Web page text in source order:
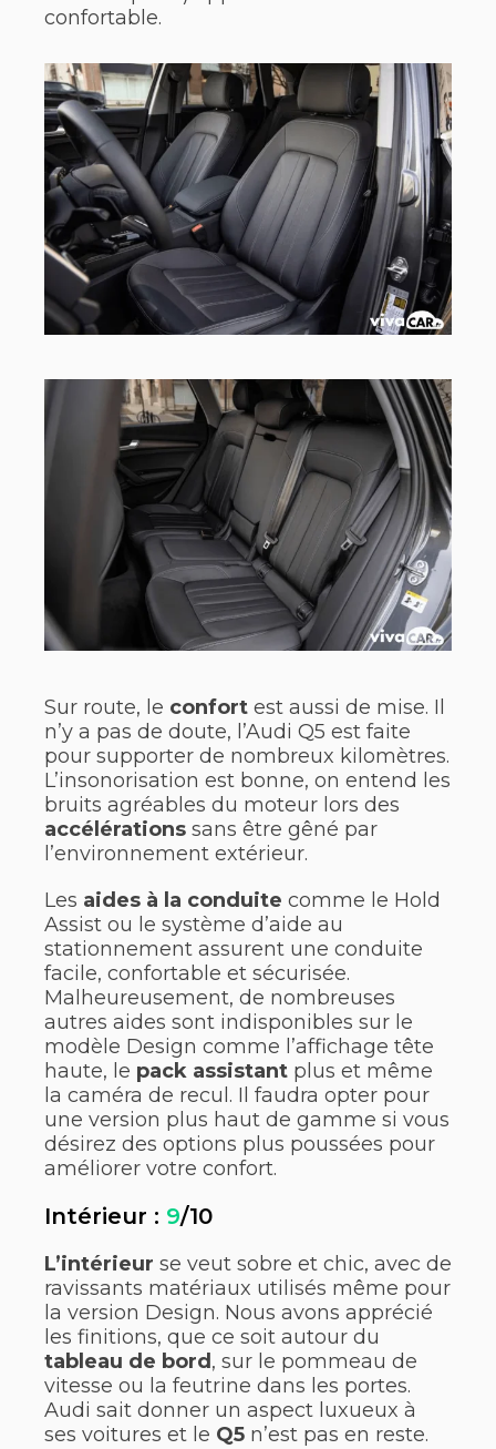
confortable.
Sur route, le confort est aussi de mise. Il
n’y a pas de doute, l’Audi Q5 est faite
pour supporter de nombreux kilomètres.
L’insonorisation est bonne, on entend les
bruits agréables du moteur lors des
accélérations sans être gêné par
l’environnement extérieur.
Les aides à la conduite comme le Hold
Assist ou le système d’aide au
stationnement assurent une conduite
facile, confortable et sécurisée.
Malheureusement, de nombreuses
autres aides sont indisponibles sur le
modèle Design comme l’affichage tête
haute, le pack assistant plus et même
la caméra de recul. Il faudra opter pour
une version plus haut de gamme si vous
désirez des options plus poussées pour
améliorer votre confort.
Intérieur : 9/10
L’intérieur se veut sobre et chic, avec de
ravissants matériaux utilisés même pour
la version Design. Nous avons apprécié
les finitions, que ce soit autour du
tableau de bord , sur le pommeau de
vitesse ou la feutrine dans les portes.
Audi sait donner un aspect luxueux à
ses voitures et le Q5 n’est pas en reste.